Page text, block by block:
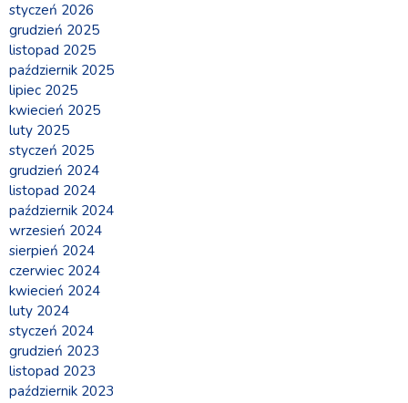
styczeń 2026
grudzień 2025
listopad 2025
październik 2025
lipiec 2025
kwiecień 2025
luty 2025
styczeń 2025
grudzień 2024
listopad 2024
październik 2024
wrzesień 2024
sierpień 2024
czerwiec 2024
kwiecień 2024
luty 2024
styczeń 2024
grudzień 2023
listopad 2023
październik 2023